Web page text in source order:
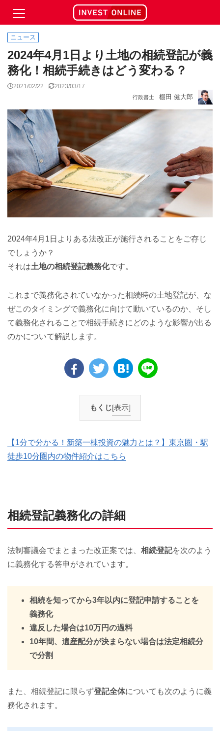
ニュース
2024年4月1日より土地の相続登記が義
務化！相続手続きはどう変わる？
2021/02/22 2023/03/17
行政書士 棚田 健大郎
2024年4月1日よりある法改正が施行されることをご存じ
でしょうか？
それは土地の相続登記義務化です。
これまで義務化されていなかった相続時の土地登記が、な
ぜこのタイミングで義務化に向けて動いているのか、そし
て義務化されることで相続手続きにどのような影響が出る
のかについて解説します。
もくじ[表示]
【1分で分かる！新築一棟投資の魅力とは？】東京圏・駅
徒歩10分圏内の物件紹介はこちら
相続登記義務化の詳細
法制審議会でまとまった改正案では、 相続登記を次のよう
に義務化する答申がされています。
相続を知ってから3年以内に登記申請することを
義務化
違反した場合は10万円の過料
10年間、遺産配分が決まらない場合は法定相続分
で分割
また、相続登記に限らず登記全体についても次のように義
務化されます。